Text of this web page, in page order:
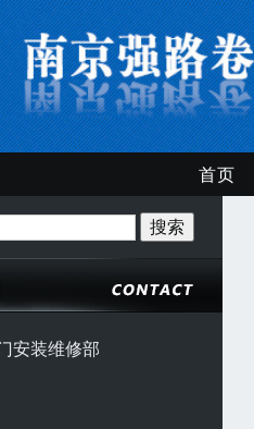
首页
安装维修部